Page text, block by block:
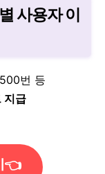
사용자 이
번 등
지급
👈